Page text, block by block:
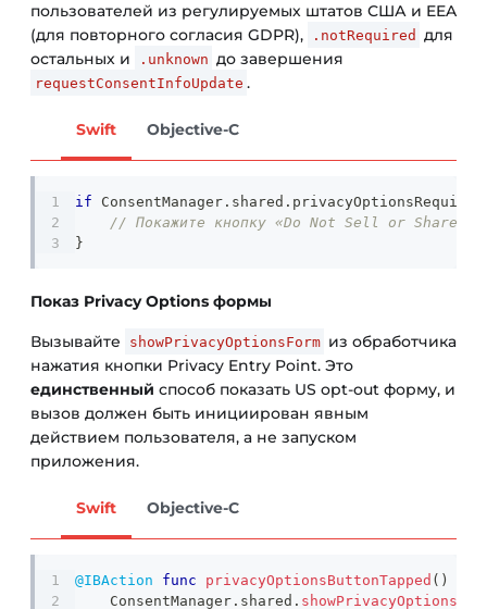
пользователей из регулируемых штатов США и EEA
(для повторного согласия GDPR),
.notRequired для
остальных и
.unknown до завершения
requestConsentInfoUpdate .
Swift Objective-C
if ConsentManager . shared .
// Покажите кнопку «Do Not Sell or Share
}
Показ Privacy Options формы
Вызывайте showPrivacyOptionsForm из обработчика
нажатия кнопки Privacy Entry Point. Это
единственный способ показать US opt-out форму, и
вызов должен быть инициирован явным
действием пользователя, а не запуском
приложения.
Swift Objective-C
@IBAction func privacyOptionsButtonTapped ( )
ConsentManager . shared .